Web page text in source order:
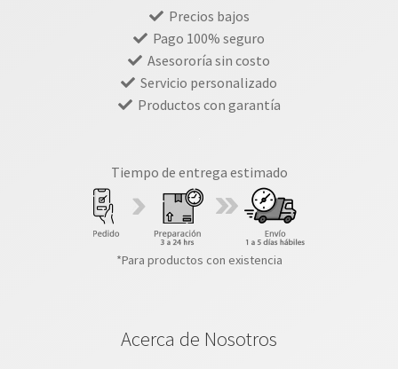
Precios bajos
Pago 100% seguro
Asesororía sin costo
Servicio personalizado
Productos con garantía
Tiempo de entrega estimado
*Para productos con existencia
Acerca de Nosotros